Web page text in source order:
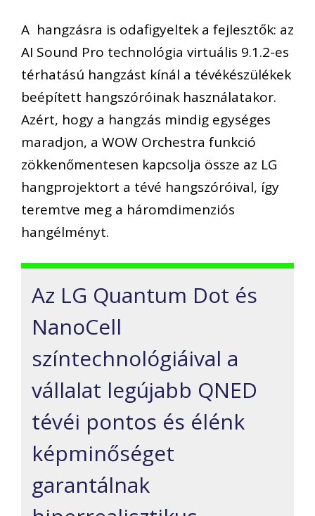
A hangzásra is odafigyeltek a fejlesztők: az
AI Sound Pro technológia virtuális 9.1.2-es
térhatású hangzást kínál a tévékészülékek
beépített hangszóróinak használatakor.
Azért, hogy a hangzás mindig egységes
maradjon, a WOW Orchestra funkció
zökkenőmentesen kapcsolja össze az LG
hangprojektort a tévé hangszóróival, így
teremtve meg a háromdimenziós
hangélményt.
Az LG Quantum Dot és
NanoCell
színtechnológiáival a
vállalat legújabb QNED
tévéi pontos és élénk
képminőséget
garantálnak